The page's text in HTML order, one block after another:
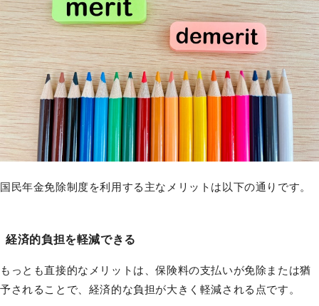
国民年金免除制度を利用する主なメリットは以下の通りです。
経済的負担を軽減できる
もっとも直接的なメリットは、保険料の支払いが免除または猶
予されることで、経済的な負担が大きく軽減される点です。